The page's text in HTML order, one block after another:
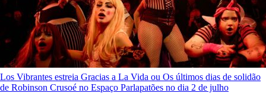
Los Vibrantes estreia Gracias a La Vida ou Os últimos dias de solidão
de Robinson Crusoé no Espaço Parlapatões no dia 2 de julho